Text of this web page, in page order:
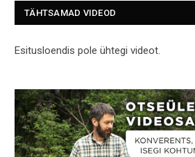
TÄHTSAMAD VIDEOD
Esitusloendis pole ühtegi videot.